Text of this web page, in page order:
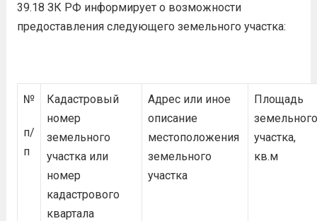
39.18 ЗК РФ информирует о возможности
предоставления следующего земельного участка:
№
п/
п
Кадастровый
номер
земельного
участка или
номер
кадастрового
квартала
Адрес или иное
описание
местоположения
земельного
участка
Площадь
земельного
участка,
кв.м